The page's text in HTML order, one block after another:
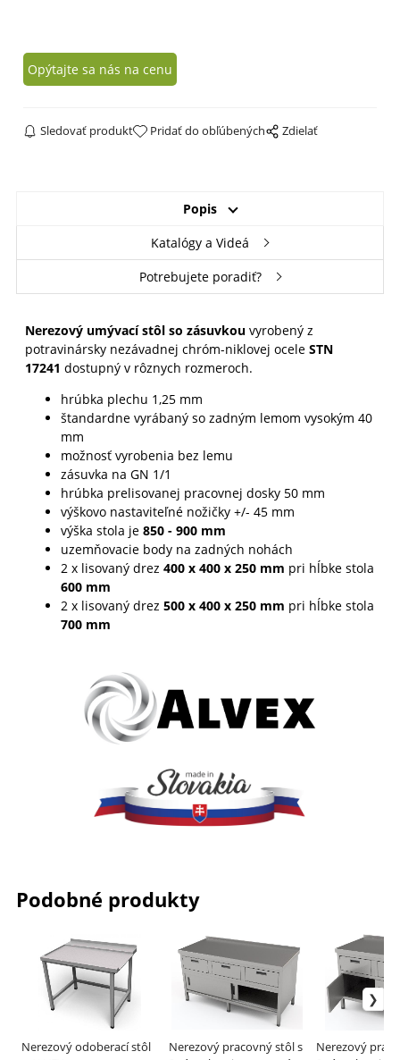
Opýtajte sa nás na cenu
Sledovať produkt Pridať do obľúbených Zdielať
Popis
Katalógy a Videá
Potrebujete poradiť?
Nerezový umývací stôl so zásuvkouvyrobený z
potravinársky nezávadnej chróm-niklovej ocele STN
17241 dostupný v rôznych rozmeroch.
hrúbka plechu 1,25 mm
štandardne vyrábaný so zadným lemom vysokým 40
mm
možnosť vyrobenia bez lemu
zásuvka na GN 1/1
hrúbka prelisovanej pracovnej dosky 50 mm
výškovo nastaviteľné nožičky +/- 45 mm
výška stola je 850 - 900 mm
uzemňovacie body na zadných nohách
2 x lisovaný drez 400 x 400 x 250 mm pri hĺbke stola
600 mm
2 x lisovaný drez 500 x 400 x 250 mm pri hĺbke stola
700 mm
Podobné produkty
Nerezový odoberací stôl
Nerezový pracovný stôl s
Nerezový